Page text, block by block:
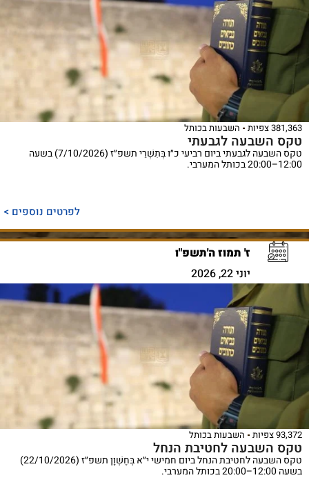
381,363 צפיות השבעות בכותל
טקס השבעה לגבעתי
טקס השבעה לגבעתי ביום רביעי כ״ו בְּתִשְׁרֵי תשפ״ז (7/10/2026) בשעה
12:00–20:00 בכותל המערבי.
לפרטים נוספים >
ז' תמוז ה'תשפ"ו
יוני 22, 2026
93,372 צפיות השבעות בכותל
טקס השבעה לחטיבת הנחל
טקס השבעה לחטיבת הנחל ביום חמישי י״א בְּחֶשְׁוָן תשפ״ז (22/10/2026)
בשעה 12:00–20:00 בכותל המערבי.